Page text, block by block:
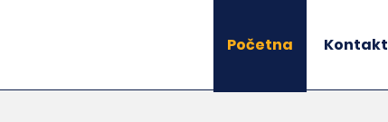
Početna Kontakt